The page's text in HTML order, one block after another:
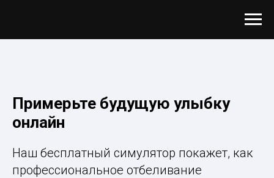
Примерьте будущую улыбку
онлайн
Наш бесплатный симулятор покажет, как
профессиональное отбеливание